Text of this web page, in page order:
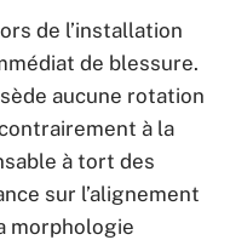
de l’installation
de blessure.
aucune rotation
à la
à tort des
sur l’alignement
morphologie